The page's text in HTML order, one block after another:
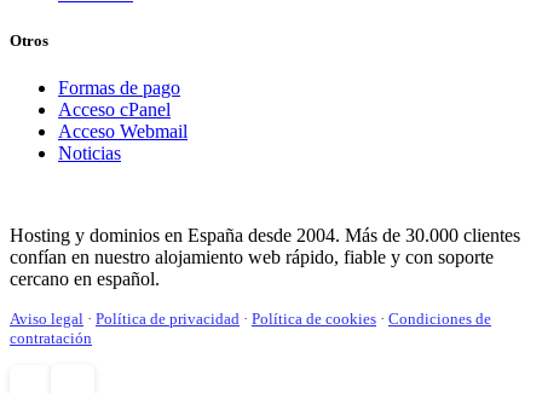
Otros
Formas de pago
Acceso cPanel
Acceso Webmail
Noticias
Hosting y dominios en España desde 2004. Más de 30.000 clientes
confían en nuestro alojamiento web rápido, fiable y con soporte
cercano en español.
Aviso legal · Política de privacidad · Política de cookies · Condiciones de
contratación